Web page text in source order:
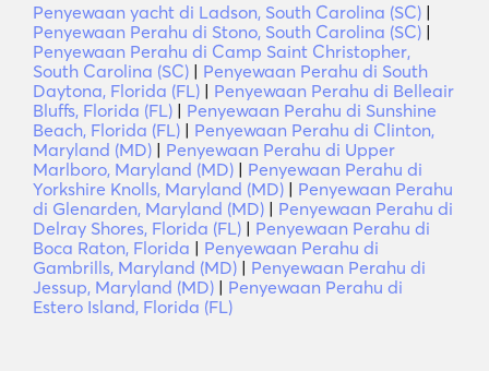
Penyewaan yacht di Ladson, South Carolina (SC) |
Penyewaan Perahu di Stono, South Carolina (SC) |
Penyewaan Perahu di Camp Saint Christopher,
South Carolina (SC) | Penyewaan Perahu di South
Daytona, Florida (FL) | Penyewaan Perahu di Belleair
Bluffs, Florida (FL) | Penyewaan Perahu di Sunshine
Beach, Florida (FL) | Penyewaan Perahu di Clinton,
Maryland (MD) | Penyewaan Perahu di Upper
Marlboro, Maryland (MD) | Penyewaan Perahu di
Yorkshire Knolls, Maryland (MD) | Penyewaan Perahu
di Glenarden, Maryland (MD) | Penyewaan Perahu di
Delray Shores, Florida (FL) | Penyewaan Perahu di
Boca Raton, Florida | Penyewaan Perahu di
Gambrills, Maryland (MD) | Penyewaan Perahu di
Jessup, Maryland (MD) | Penyewaan Perahu di
Estero Island, Florida (FL)